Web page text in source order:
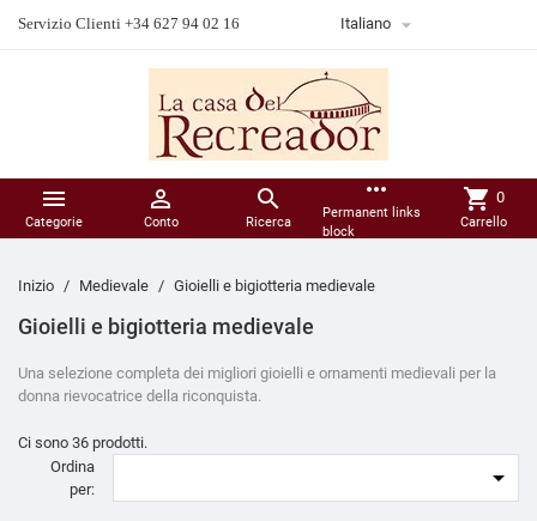
Servizio Clienti +34 627 94 02 16 Italiano 

Categorie

Conto

Ricerca
more_horiz
Permanent links
block
shopping_cart 0
Carrello
Inizio Medievale Gioielli e bigiotteria medievale
Gioielli e bigiotteria medievale
Una selezione completa dei migliori gioielli e ornamenti medievali per la
donna rievocatrice della riconquista.
Ci sono 36 prodotti.
Ordina
per:
